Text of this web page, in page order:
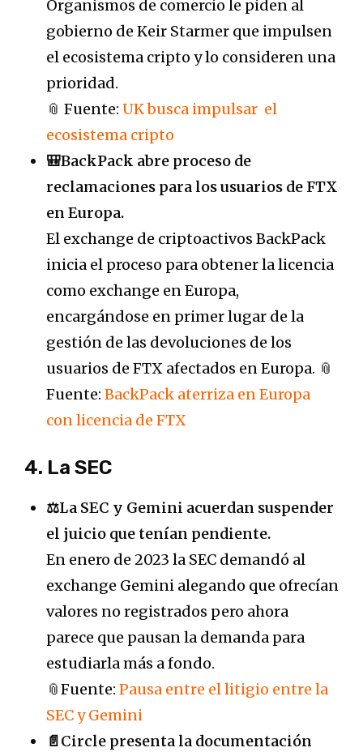
Organismos de comercio le piden al
gobierno de Keir Starmer que impulsen
el ecosistema cripto y lo consideren una
prioridad.
📎 Fuente: UK busca impulsar el
ecosistema cripto
🎒BackPack abre proceso de
reclamaciones para los usuarios de FTX
en Europa.
El exchange de criptoactivos BackPack
inicia el proceso para obtener la licencia
como exchange en Europa,
encargándose en primer lugar de la
gestión de las devoluciones de los
usuarios de FTX afectados en Europa. 📎
Fuente: BackPack aterriza en Europa
con licencia de FTX
4. La SEC
⚖️La SEC y Gemini acuerdan suspender
el juicio que tenían pendiente.
En enero de 2023 la SEC demandó al
exchange Gemini alegando que ofrecían
valores no registrados pero ahora
parece que pausan la demanda para
estudiarla más a fondo.
📎Fuente: Pausa entre el litigio entre la
SEC y Gemini
📄Circle presenta la documentación